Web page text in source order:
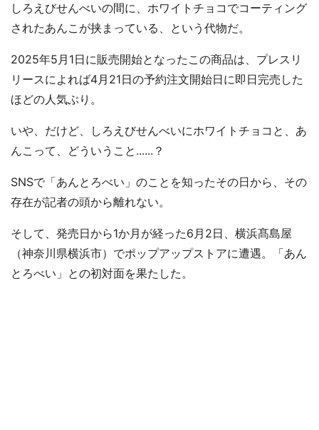
しろえびせんべいの間に、ホワイトチョコでコーティング
されたあんこが挟まっている、という代物だ。
2025年5月1日に販売開始となったこの商品は、プレスリ
リースによれば4月21日の予約注文開始日に即日完売した
ほどの人気ぶり。
いや、だけど、しろえびせんべいにホワイトチョコと、あ
んこって、どういうこと......？
SNSで「あんとろべい」のことを知ったその日から、その
存在が記者の頭から離れない。
そして、発売日から1か月が経った6月2日、横浜髙島屋
（神奈川県横浜市）でポップアップストアに遭遇。「あん
とろべい」との初対面を果たした。